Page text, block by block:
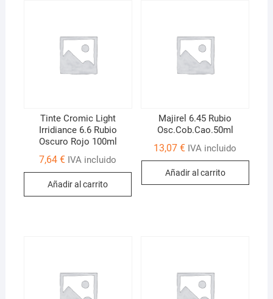
Tinte Cromic Light
Irridiance 6.6 Rubio
Oscuro Rojo 100ml
7,64€ IVA incluido
Añadir al carrito
Majirel 6.45 Rubio
Osc.Cob.Cao.50ml
13,07€ IVA incluido
Añadir al carrito